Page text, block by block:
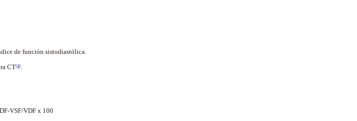
de función sistodiastólica.
CT(4)
VSF/VDF x 100